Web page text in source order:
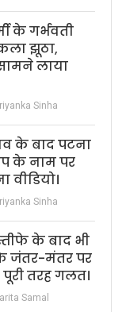
के गर्भवती
झूठा,
लाया
Sinha
के बाद पटना
के नाम पर
वीडियो।
Sinha
के बाद भी
जंतर-मंतर पर
तरह गलत।
Samal